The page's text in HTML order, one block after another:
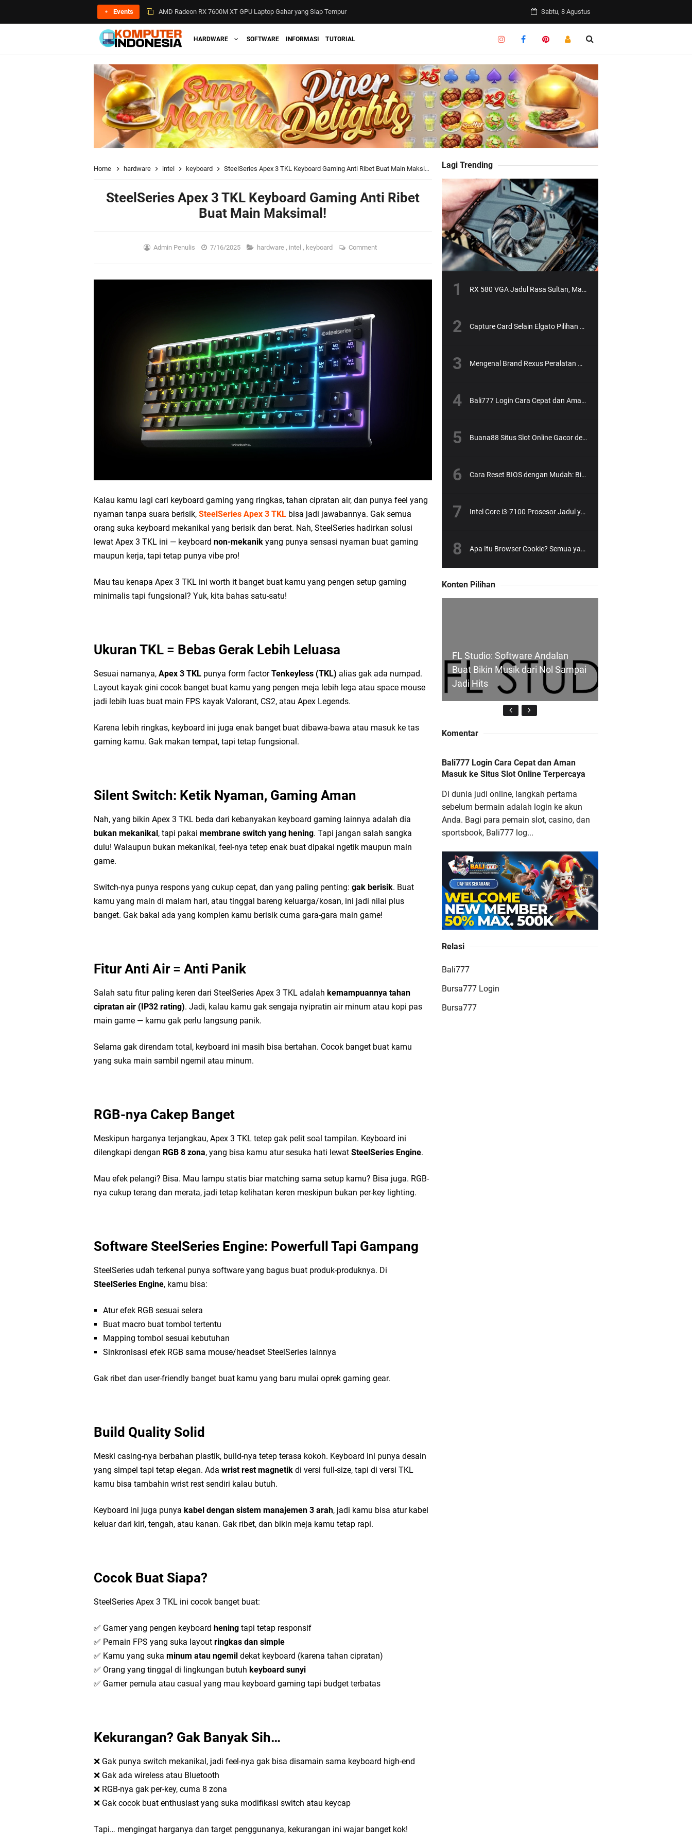
Events Sambut Indocomtech 2024 di Jakarta dengan Pameran Gadget Seminar dan Kompetisi Seru
AMD Radeon RX 7600M XT GPU Laptop Gahar yang Siap Tempur
Sabtu, 8 Agustus
HARDWARE SOFTWARE INFORMASI TUTORIAL
Home hardware intel keyboard SteelSeries Apex 3 TKL Keyboard Gaming Anti Ribet Buat Main Maksimal!
SteelSeries Apex 3 TKL Keyboard Gaming Anti Ribet
Buat Main Maksimal!
Admin Penulis 7/16/2025 hardware , intel , keyboard Comment
Kalau kamu lagi cari keyboard gaming yang ringkas, tahan cipratan air, dan punya feel yang
nyaman tanpa suara berisik, SteelSeries Apex 3 TKL bisa jadi jawabannya. Gak semua
orang suka keyboard mekanikal yang berisik dan berat. Nah, SteelSeries hadirkan solusi
lewat Apex 3 TKL ini — keyboard non-mekanik yang punya sensasi nyaman buat gaming
maupun kerja, tapi tetap punya vibe pro!
Mau tau kenapa Apex 3 TKL ini worth it banget buat kamu yang pengen setup gaming
minimalis tapi fungsional? Yuk, kita bahas satu-satu!
Ukuran TKL = Bebas Gerak Lebih Leluasa
Sesuai namanya, Apex 3 TKL punya form factorTenkeyless (TKL) alias gak ada numpad.
Layout kayak gini cocok banget buat kamu yang pengen meja lebih lega atau space mouse
jadi lebih luas buat main FPS kayak Valorant, CS2, atau Apex Legends.
Karena lebih ringkas, keyboard ini juga enak banget buat dibawa-bawa atau masuk ke tas
gaming kamu. Gak makan tempat, tapi tetap fungsional.
Silent Switch: Ketik Nyaman, Gaming Aman
Nah, yang bikin Apex 3 TKL beda dari kebanyakan keyboard gaming lainnya adalah dia
bukan mekanikal, tapi pakai membrane switch yang hening. Tapi jangan salah sangka
dulu! Walaupun bukan mekanikal, feel-nya tetep enak buat dipakai ngetik maupun main
game.
Switch-nya punya respons yang cukup cepat, dan yang paling penting: gak berisik. Buat
kamu yang main di malam hari, atau tinggal bareng keluarga/kosan, ini jadi nilai plus
banget. Gak bakal ada yang komplen kamu berisik cuma gara-gara main game!
Fitur Anti Air = Anti Panik
Salah satu fitur paling keren dari SteelSeries Apex 3 TKL adalah kemampuannya tahan
cipratan air (IP32 rating). Jadi, kalau kamu gak sengaja nyipratin air minum atau kopi pas
main game — kamu gak perlu langsung panik.
Selama gak direndam total, keyboard ini masih bisa bertahan. Cocok banget buat kamu
yang suka main sambil ngemil atau minum.
RGB-nya Cakep Banget
Meskipun harganya terjangkau, Apex 3 TKL tetep gak pelit soal tampilan. Keyboard ini
dilengkapi dengan RGB 8 zona, yang bisa kamu atur sesuka hati lewat SteelSeries Engine.
Mau efek pelangi? Bisa. Mau lampu statis biar matching sama setup kamu? Bisa juga. RGB-
nya cukup terang dan merata, jadi tetap kelihatan keren meskipun bukan per-key lighting.
Software SteelSeries Engine: Powerfull Tapi Gampang
SteelSeries udah terkenal punya software yang bagus buat produk-produknya. Di
SteelSeries Engine, kamu bisa:
Atur efek RGB sesuai selera
Buat macro buat tombol tertentu
Mapping tombol sesuai kebutuhan
Sinkronisasi efek RGB sama mouse/headset SteelSeries lainnya
Gak ribet dan user-friendly banget buat kamu yang baru mulai oprek gaming gear.
Build Quality Solid
Meski casing-nya berbahan plastik, build-nya tetep terasa kokoh. Keyboard ini punya desain
yang simpel tapi tetap elegan. Ada wrist rest magnetik di versi full-size, tapi di versi TKL
kamu bisa tambahin wrist rest sendiri kalau butuh.
Keyboard ini juga punya kabel dengan sistem manajemen 3 arah, jadi kamu bisa atur kabel
keluar dari kiri, tengah, atau kanan. Gak ribet, dan bikin meja kamu tetap rapi.
Cocok Buat Siapa?
SteelSeries Apex 3 TKL ini cocok banget buat:
✅ Gamer yang pengen keyboard hening tapi tetap responsif
✅ Pemain FPS yang suka layout ringkas dan simple
✅ Kamu yang suka minum atau ngemil dekat keyboard (karena tahan cipratan)
✅ Orang yang tinggal di lingkungan butuh keyboard sunyi
✅ Gamer pemula atau casual yang mau keyboard gaming tapi budget terbatas
Kekurangan? Gak Banyak Sih…
❌ Gak punya switch mekanikal, jadi feel-nya gak bisa disamain sama keyboard high-end
❌ Gak ada wireless atau Bluetooth
❌ RGB-nya gak per-key, cuma 8 zona
❌ Gak cocok buat enthusiast yang suka modifikasi switch atau keycap
Tapi… mengingat harganya dan target penggunanya, kekurangan ini wajar banget kok!
Lagi Trending
RX 580 VGA Jadul Rasa Sultan, Masih Worth It Buat 2025?
Capture Card Selain Elgato Pilihan Buat Rekam & Streaming Tanpa Ribet
Mengenal Brand Rexus Peralatan Gaming Berkualitas dengan Harga Bersahabat
Bali777 Login Cara Cepat dan Aman Masuk ke Situs Slot Online Terpercaya
Buana88 Situs Slot Online Gacor dengan Bonus Terbesar dan Paling Menguntungkan
Cara Reset BIOS dengan Mudah: Bikin PC Balik Normal Lagi!
Intel Core i3-7100 Prosesor Jadul yang Masih Bisa Diajak Ngebut?
Apa Itu Browser Cookie? Semua yang Perlu Kamu Tahu dengan Gaya Santai
Konten Pilihan
FL Studio: Software Andalan
Buat Bikin Musik dari Nol Sampai
Jadi Hits
Bali777 Login Cara Cepat dan
Aman Masuk ke Situs Slot Online
Buana88 Situs Slot Online Gacor
dengan Bonus Terbesar dan
Paling Menguntungkan
JAGO77 Situs Slot Online
Terlengkap
Komentar
Bali777 Login Cara Cepat dan Aman
Masuk ke Situs Slot Online Terpercaya
Di dunia judi online, langkah pertama
sebelum bermain adalah login ke akun
Anda. Bagi para pemain slot, casino, dan
sportsbook, Bali777 log...
Relasi
Bali777
Bursa777 Login
Bursa777